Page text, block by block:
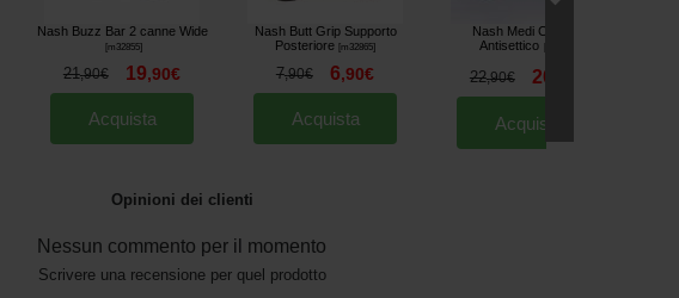
Nash Buzz Bar 2 canne Wide
[m32855]
21,90€ 19,90€
Acquista
Nash Butt Grip Supporto
Posteriore [m32865]
7,90€ 6,90€
Acquista
Nash Medi Carp Kit
Antisettico
22,90€ 20
Acquista
Opinioni dei clienti
Nessun commento per il momento
Scrivere una recensione per quel prodotto